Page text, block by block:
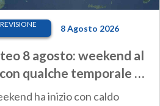
8 Agosto 2026
8 agosto: weekend al
qualche temporale e
estremo al Centro-Sud
ha inizio con caldo